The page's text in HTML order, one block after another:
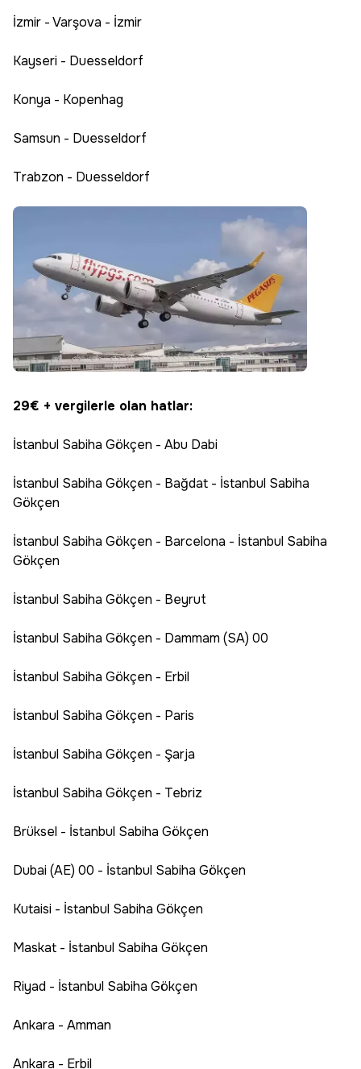
İzmir - Varşova - İzmir
Kayseri - Duesseldorf
Konya - Kopenhag
Samsun - Duesseldorf
Trabzon - Duesseldorf
29€ + vergilerle olan hatlar:
İstanbul Sabiha Gökçen - Abu Dabi
İstanbul Sabiha Gökçen - Bağdat - İstanbul Sabiha
Gökçen
İstanbul Sabiha Gökçen - Barcelona - İstanbul Sabiha
Gökçen
İstanbul Sabiha Gökçen - Beyrut
İstanbul Sabiha Gökçen - Dammam (SA) 00
İstanbul Sabiha Gökçen - Erbil
İstanbul Sabiha Gökçen - Paris
İstanbul Sabiha Gökçen - Şarja
İstanbul Sabiha Gökçen - Tebriz
Brüksel - İstanbul Sabiha Gökçen
Dubai (AE) 00 - İstanbul Sabiha Gökçen
Kutaisi - İstanbul Sabiha Gökçen
Maskat - İstanbul Sabiha Gökçen
Riyad - İstanbul Sabiha Gökçen
Ankara - Amman
Ankara - Erbil